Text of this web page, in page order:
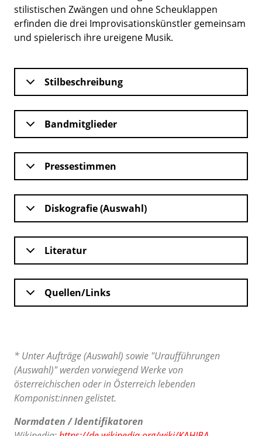
stilistischen Zwängen und ohne Scheuklappen
erfinden die drei Improvisationskünstler gemeinsam
und spielerisch ihre ureigene Musik.
Stilbeschreibung
Bandmitglieder
Pressestimmen
Diskografie (Auswahl)
Literatur
Quellen/Links
* Unter Aufträge (Auswahl) sowie "Uraufführungen
(Auswahl)" werden vorwiegend Werke von
österreichischen oder in Österreich lebenden
Komponist:innen gelistet.
Normdaten / Identifikatoren